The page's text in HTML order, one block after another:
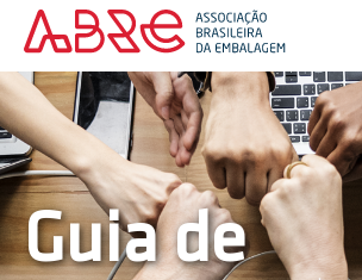
Guia de